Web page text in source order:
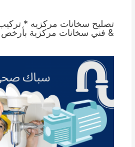
تصليح سخانات مركزيه *
& فني سخانات مركزية بأرخص